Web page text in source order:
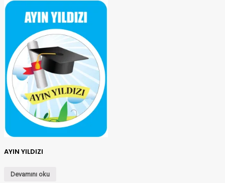
AYIN YILDIZI
Devamını oku